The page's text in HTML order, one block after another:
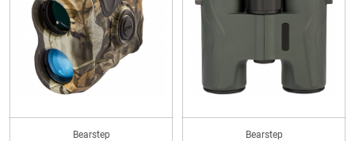
Bearstep
Bearstep